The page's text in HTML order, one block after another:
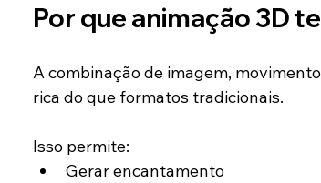
Por que animação 3D
A combinação de imagem,
rica do que formatos tradicionais.
Isso permite:
Gerar encantamento